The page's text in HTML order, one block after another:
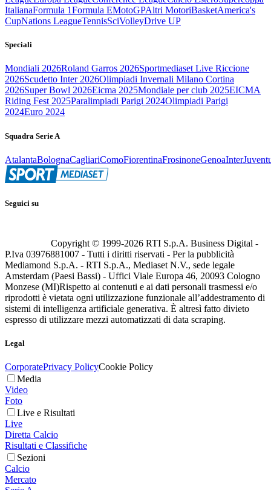
ItalianaFormula 1Formula EMotoGPAltri MotoriBasketAmerica's
CupNations LeagueTennisSciVolleyDrive UP
Speciali
Mondiali 2026Roland Garros 2026Sportmediaset Live Riccione
2026Scudetto Inter 2026Olimpiadi Invernali Milano Cortina
2026Super Bowl 2026Eicma 2025Mondiale per club 2025EICMA
Riding Fest 2025Paralimpiadi Parigi 2024Olimpiadi Parigi
2024Euro 2024
Squadra Serie A
AtalantaBolognaCagliariComoFiorentinaFrosinoneGenoaInter
Seguici su
Copyright © 1999-2026 RTI S.p.A. Business Digital -
P.Iva 03976881007 - Tutti i diritti riservati - Per la pubblicità
Mediamond S.p.A. - RTI S.p.A., Mediaset N.V., sede legale
Amsterdam (Paesi Bassi) - Uffici Viale Europa 46, 20093 Cologno
Monzese (MI)Rispetto ai contenuti e ai dati personali trasmessi e/o
riprodotti è vietata ogni utilizzazione funzionale all’addestramento di
sistemi di intelligenza artificiale generativa. È altresì fatto divieto
espresso di utilizzare mezzi automatizzati di data scraping.
Legal
CorporatePrivacy PolicyCookie Policy
Media
Video
Foto
Live e Risultati
Live
Diretta Calcio
Risultati e Classifiche
Sezioni
Calcio
Mercato